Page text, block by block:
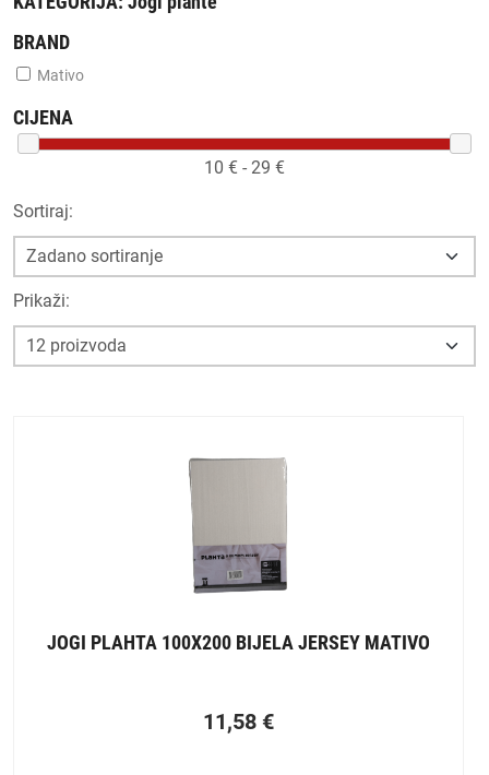
BRAND
Mativo
CIJENA
10 € - 29 €
Sortiraj:
Prikaži:
JOGI PLAHTA 100X200 BIJELA JERSEY MATIVO
11,58 €